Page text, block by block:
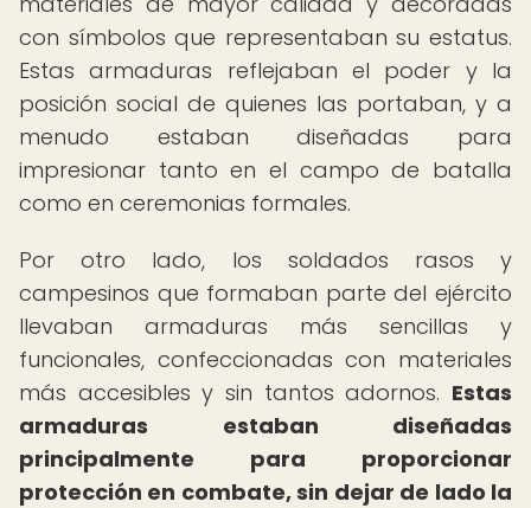
con símbolos que representaban su estatus.
Estas armaduras reflejaban el poder y la
posición social de quienes las portaban, y a
menudo estaban diseñadas para
impresionar tanto en el campo de batalla
como en ceremonias formales.
Por otro lado, los soldados rasos y
campesinos que formaban parte del ejército
llevaban armaduras más sencillas y
funcionales, confeccionadas con materiales
más accesibles y sin tantos adornos. Estas
armaduras estaban diseñadas
principalmente para proporcionar
protección en combate, sin dejar de lado la